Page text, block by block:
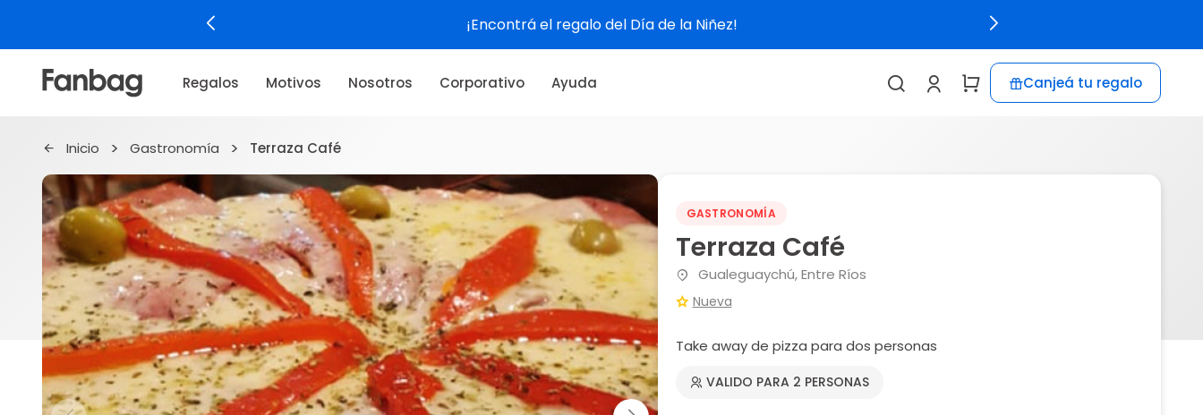
¡Encontrá el regalo del Día de la Niñez!
Regalos Motivos Nosotros Corporativo Ayuda Canjeá tu regalo
Inicio Gastronomía Terraza Café
GASTRONOMÍA
Terraza Café
Gualeguaychú, Entre Ríos
Nueva
Take away de pizza para dos personas
VALIDO PARA 2 PERSONAS